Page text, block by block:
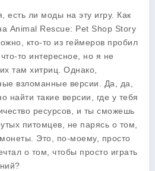
есть ли моды на эту игру. Как
Animal Rescue: Pet Shop Story
кто-то из геймеров пробил
то интересное, но я не
там хитриц. Однако,
взломанные версии. Да, да,
такие версии, где у тебя
ресурсов, и ты сможешь
питомцев, не парясь о том,
Это, по-моему, просто
о том, чтобы просто играть